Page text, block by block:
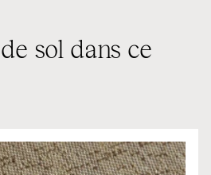
sol dans ce